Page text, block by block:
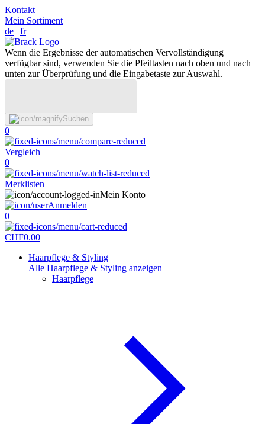
Kontakt
Mein Sortiment
de | fr
Wenn die Ergebnisse der automatischen Vervollständigung
verfügbar sind, verwenden Sie die Pfeiltasten nach oben und nach
unten zur Überprüfung und die Eingabetaste zur Auswahl.
Suchen
0
Vergleich
0
Merklisten
Mein Konto
Anmelden
0
CHF0.00
Haarpflege & Styling
Alle Haarpflege & Styling anzeigen
Haarpflege